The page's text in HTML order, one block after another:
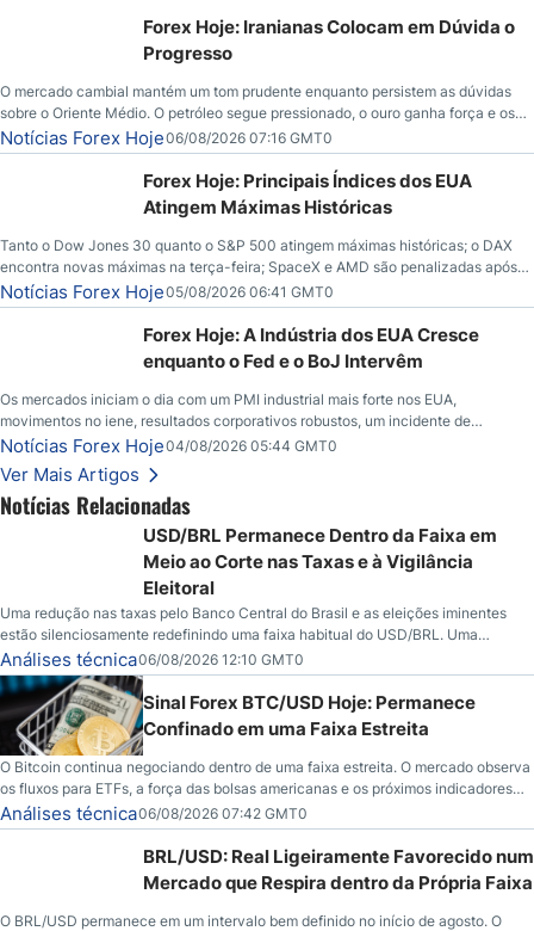
Forex Hoje: Iranianas Colocam em Dúvida o
Progresso
O mercado cambial mantém um tom prudente enquanto persistem as dúvidas
sobre o Oriente Médio. O petróleo segue pressionado, o ouro ganha força e os
investidores aguardam novos indicadores econômicos dos Estados Unidos.
Notícias Forex Hoje06/08/2026 07:16 GMT0
Forex Hoje: Principais Índices dos EUA
Atingem Máximas Históricas
Tanto o Dow Jones 30 quanto o S&P 500 atingem máximas históricas; o DAX
encontra novas máximas na terça-feira; SpaceX e AMD são penalizadas após
chamadas de lucros; o petróleo bruto cai abaixo de $80 com novas esperanças;
o dólar americano continua tentando se estabilizar em relação ao iene; o peso
mexicano vê uma alta à medida que as taxas caem nos EUA.
Notícias Forex Hoje05/08/2026 06:41 GMT0
Forex Hoje: A Indústria dos EUA Cresce
enquanto o Fed e o BoJ Intervêm
Os mercados iniciam o dia com um PMI industrial mais forte nos EUA,
movimentos no iene, resultados corporativos robustos, um incidente de
segurança envolvendo o Bitcoin e novos desdobramentos no mercado de
Notícias Forex Hoje04/08/2026 05:44 GMT0
Ver Mais Artigos
Notícias Relacionadas
USD/BRL Permanece Dentro da Faixa em
Meio ao Corte nas Taxas e à Vigilância
Eleitoral
Uma redução nas taxas pelo Banco Central do Brasil e as eleições iminentes
estão silenciosamente redefinindo uma faixa habitual do USD/BRL. Uma
redução nas taxas pelo Banco Central do Brasil e as eleições iminentes estão
silenciosamente redefinindo uma faixa habitual do USD/BRL. É isso que os
traders estão observando agora.
Análises técnica06/08/2026 12:10 GMT0
Sinal Forex BTC/USD Hoje: Permanece
Confinado em uma Faixa Estreita
O Bitcoin continua negociando dentro de uma faixa estreita. O mercado observa
os fluxos para ETFs, a força das bolsas americanas e os próximos indicadores
econômicos em busca de novos catalisadores.
Análises técnica06/08/2026 07:42 GMT0
BRL/USD: Real Ligeiramente Favorecido num
Mercado que Respira dentro da Própria Faixa
O BRL/USD permanece em um intervalo bem definido no início de agosto. O